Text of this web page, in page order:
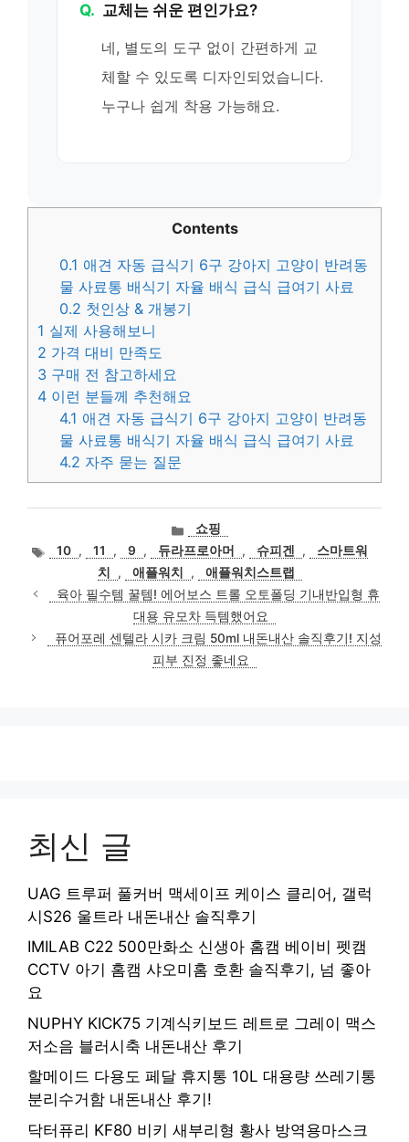
Q. 교체는 쉬운 편인가요?
네, 별도의 도구 없이 간편하게 교
체할 수 있도록 디자인되었습니다.
누구나 쉽게 착용 가능해요.
Contents
0.1 애견 자동 급식기 6구 강아지 고양이 반려동
물 사료통 배식기 자율 배식 급식 급여기 사료
0.2 첫인상 & 개봉기
1 실제 사용해보니
2 가격 대비 만족도
3 구매 전 참고하세요
4 이런 분들께 추천해요
4.1 애견 자동 급식기 6구 강아지 고양이 반려동
물 사료통 배식기 자율 배식 급식 급여기 사료
4.2 자주 묻는 질문
카
테
고
리
쇼핑
태10 , 11 , 9 , 듀라프로아머 , 슈피겐 ,
스마트워
치
, 애플워치 ,
애플워치스트랩
육아 필수템 꿀템! 에어보스 트롤 오토폴딩 기내반입형 휴
대용 유모차 득템했어요
퓨어포레 센텔라 시카 크림 50ml 내돈내산 솔직후기! 지성
피부 진정 좋네요
최신 글
UAG 트루퍼 풀커버 맥세이프 케이스 클리어, 갤럭
시S26 울트라 내돈내산 솔직후기
IMILAB C22 500만화소 신생아 홈캠 베이비 펫캠
CCTV 아기 홈캠 샤오미홈 호환 솔직후기, 넘 좋아
요
NUPHY KICK75 기계식키보드 레트로 그레이 맥스
저소음 블러시축 내돈내산 후기
할메이드 다용도 페달 휴지통 10L 대용량 쓰레기통
분리수거함 내돈내산 후기!
닥터퓨리 KF80 비키 새부리형 황사 방역용마스크